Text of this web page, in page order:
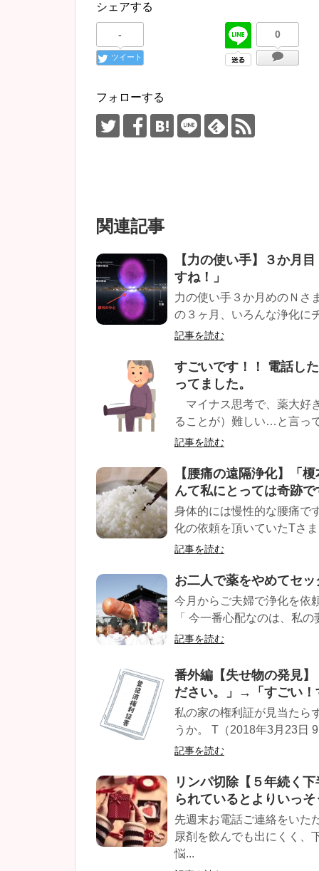
シェアする
-
ツイート
0
フォローする
関連記事
【力の使い手】３か月
すね！」
力の使い手３か月めのＮさ
の３ヶ月、いろんな浄化に
記事を読む
すごいです！！ 電話し
ってました。
マイナス思考で、薬大好
ることが）難しい…と言っ
記事を読む
【腰痛の遠隔浄化】「
んて私にとっては奇跡
身体的には慢性的な腰痛で
化の依頼を頂いていたTさ
記事を読む
お二人で薬をやめてセ
今月からご夫婦で浄化を依
「 今一番心配なのは、私
記事を読む
番外編【失せ物の発見
ださい。」→「すごい！
私の家の権利証が見当たら
うか。 T（2018年3月23日
記事を読む
リンパ切除【５年続く
られているとよりいっ
先週末お電話ご連絡をいた
尿剤を飲んでも出にくく、
悩...